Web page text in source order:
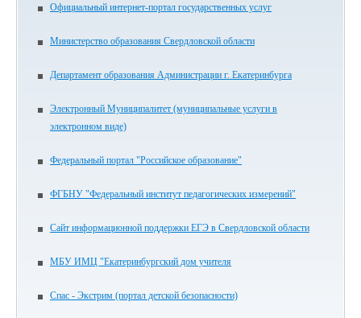
Официальный интернет-портал государственных услуг
Министерство образования Свердловской области
Департамент образования Администрации г. Екатеринбурга
Электронный Муниципалитет (муниципальные услуги в
электронном виде)
Федеральный портал "Российское образование"
ФГБНУ "Федеральный институт педагогических измерений"
Сайт информационной поддержки ЕГЭ в Свердловской области
МБУ ИМЦ "Екатеринбургский дом учителя
Спас - Экстрим (портал детской безопасности)